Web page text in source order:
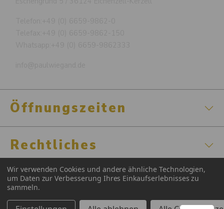
Öffnungszeiten
Rechtliches
Zertifizierungen
Wir verwenden Cookies und andere ähnliche Technologien,
um Daten zur Verbesserung Ihres Einkaufserlebnisses zu
sammeln.